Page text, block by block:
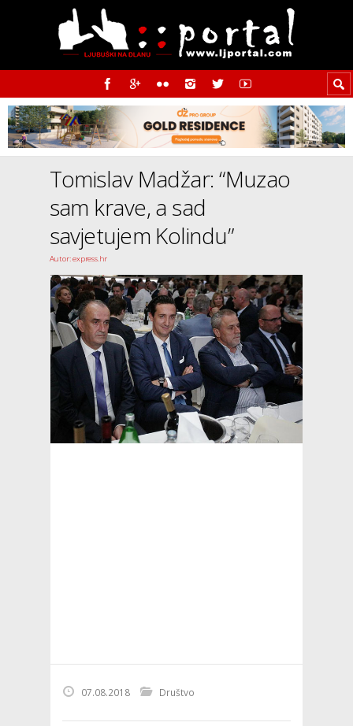
Tomislav Madžar: “Muzao
sam krave, a sad
savjetujem Kolindu”
Autor: express.hr
07.08.2018 Društvo